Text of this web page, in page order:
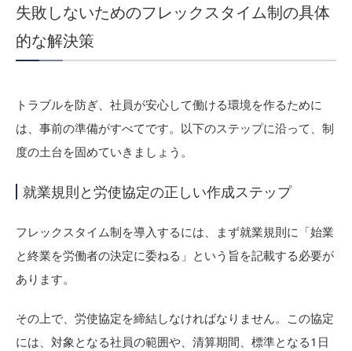
失敗しないためのフレックスタイム制の具体
的な解決策
トラブルを防ぎ、社員が安心して働ける環境を作るために
は、事前の準備がすべてです。以下のステップに沿って、制
度の土台を固めていきましょう。
就業規則と労使協定の正しい作成ステップ
フレックスタイム制を導入するには、まず就業規則に「始業
と終業を労働者の決定に委ねる」という旨を記載する必要が
あります。
その上で、労使協定を締結しなければなりません。この協定
には、対象となる社員の範囲や、清算期間、標準となる1日